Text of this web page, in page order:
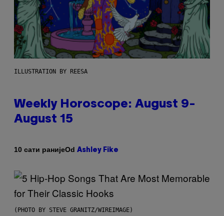
ILLUSTRATION BY REESA
Weekly Horoscope: August 9-
August 15
10 сати ранијеOd Ashley Fike
(PHOTO BY STEVE GRANITZ/WIREIMAGE)